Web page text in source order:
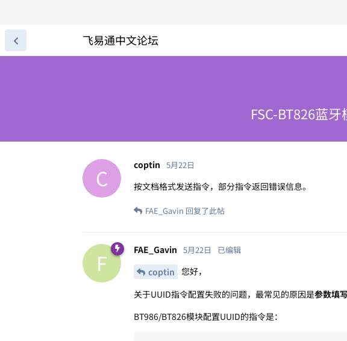
飞易通中文论坛
FSC-BT826蓝
C coptin 5月22日
按文档格式发送指令，部分指令返回错误信息。
FAE_Gavin 回复了此帖
F FAE_Gavin 5月22日 已编辑
coptin 您好，
关于UUID指令配置失败的问题，最常见的原因是参数填
BT986/BT826模块配置UUID的指令是：